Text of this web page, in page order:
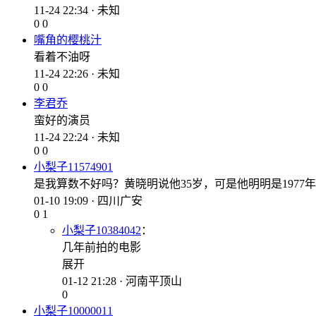
11-24 22:34 · 未知
0 0
嘴角的樱桃汁
看着不油呀
11-24 22:26 · 未知
0 0
李君乔
蛮好的演员
11-24 22:24 · 未知
0 0
小梨子11574901
是我算数不好吗？黄晓明说他35岁，可是他明明是1977
01-10 19:09 · 四川广安
0 1
小梨子10384042 ：
几年前拍的电影
展开
01-12 21:28 · 河南平顶山
0
小梨子10000011